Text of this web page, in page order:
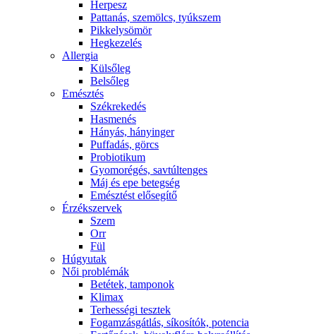
Herpesz
Pattanás, szemölcs, tyúkszem
Pikkelysömör
Hegkezelés
Allergia
Külsőleg
Belsőleg
Emésztés
Székrekedés
Hasmenés
Hányás, hányinger
Puffadás, görcs
Probiotikum
Gyomorégés, savtúltenges
Máj és epe betegség
Emésztést elősegítő
Érzékszervek
Szem
Orr
Fül
Húgyutak
Női problémák
Betétek, tamponok
Klimax
Terhességi tesztek
Fogamzásgátlás, síkosítók, potencia